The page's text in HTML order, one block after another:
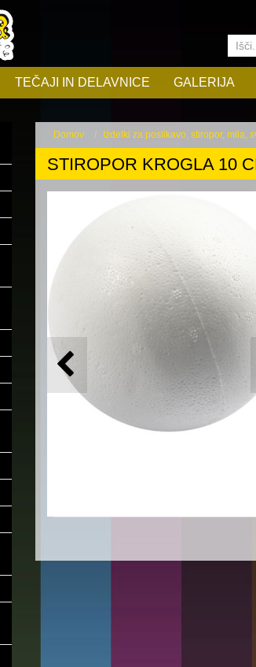
TEČAJI IN DELAVNICE GALERIJA
Domov Izdelki za poslikavo, stiropor, mila,
STIROPOR KROGLA 10